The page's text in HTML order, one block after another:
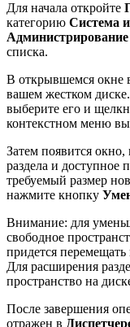
Для начала откройте
категорию Система и
Администрирование
списка.
В открывшемся окне
вашем жестком
выберите его и
контекстном меню
Затем появится
раздела и доступное
требуемый размер
нажмите кнопку
Внимание: для
свободное
придется перемещать
Для расширения
пространство на
После завершения
отражен в